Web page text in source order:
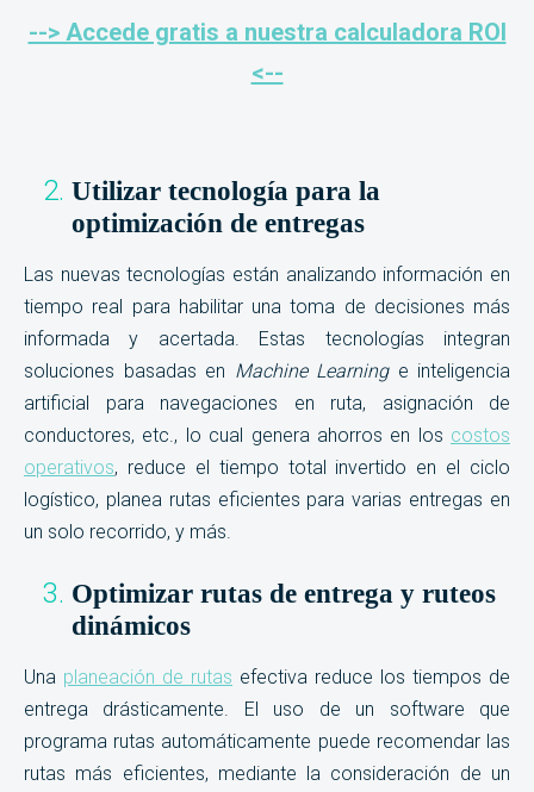
--> Accede gratis a nuestra calculadora ROI
<--
Utilizar tecnología para la
optimización de entregas
Las nuevas tecnologías están analizando información en
tiempo real para habilitar una toma de decisiones más
informada y acertada. Estas tecnologías integran
soluciones basadas en Machine Learning e inteligencia
artificial para navegaciones en ruta, asignación de
conductores, etc., lo cual genera ahorros en los costos
operativos, reduce el tiempo total invertido en el ciclo
logístico, planea rutas eficientes para varias entregas en
un solo recorrido, y más.
Optimizar rutas de entrega y ruteos
dinámicos
Una planeación de rutas efectiva reduce los tiempos de
entrega drásticamente. El uso de un software que
programa rutas automáticamente puede recomendar las
rutas más eficientes, mediante la consideración de un